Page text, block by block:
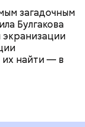
загадочным
Булгакова
их найти — в